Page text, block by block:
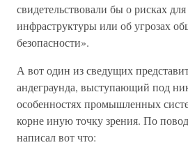
свидетельствовали бы о рисках
инфраструктуры или об угрозах
безопасности».
А вот один из сведущих
андеграунда, выступающий под
особенностях промышленных
корне иную точку зрения. По
написал вот что: